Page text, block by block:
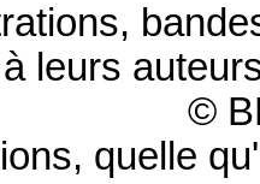
leurs
©
quelle